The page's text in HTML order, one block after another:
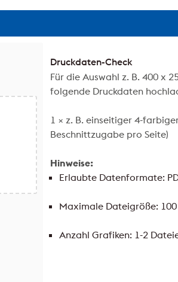
Druckdaten-Check
Für die Auswahl z. B. 400 x
folgende Druckdaten
1 × z. B. einseitiger 4-
Beschnittzugabe pro Seite)
Hinweise:
Erlaubte Datenformate:
Maximale Dateigröße:
Anzahl Grafiken: 1-2